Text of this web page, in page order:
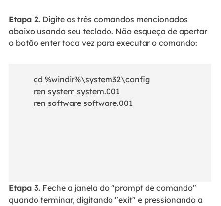
Etapa 2.Digite os três comandos mencionados
abaixo usando seu teclado. Não esqueça de apertar
o botão enter toda vez para executar o comando:
cd %windir%\system32\config
ren system system.001
ren software software.001
Etapa 3.Feche a janela do "prompt de comando"
quando terminar, digitando "exit" e pressionando a